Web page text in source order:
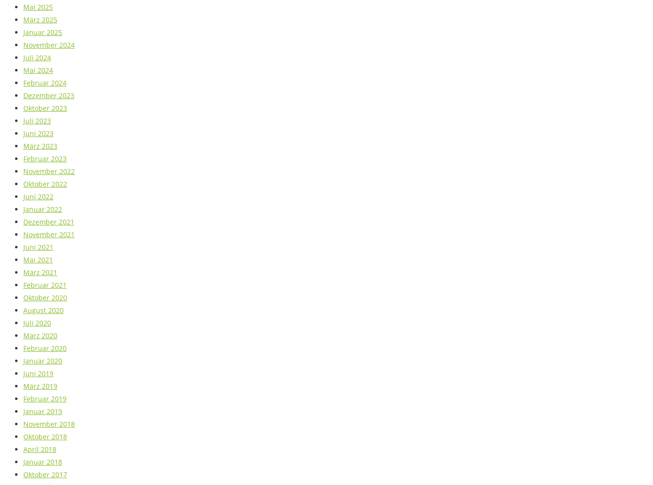
Mai 2025
März 2025
Januar 2025
November 2024
Juli 2024
Mai 2024
Februar 2024
Dezember 2023
Oktober 2023
Juli 2023
Juni 2023
März 2023
Februar 2023
November 2022
Oktober 2022
Juni 2022
Januar 2022
Dezember 2021
November 2021
Juni 2021
Mai 2021
März 2021
Februar 2021
Oktober 2020
August 2020
Juli 2020
März 2020
Februar 2020
Januar 2020
Juni 2019
März 2019
Februar 2019
Januar 2019
November 2018
Oktober 2018
April 2018
Januar 2018
Oktober 2017